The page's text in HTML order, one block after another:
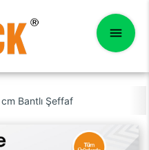
Bantlı Şeffaf